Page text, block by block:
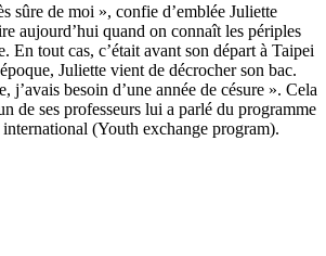
sûre de moi », confie d’emblée Juliette
aujourd’hui quand on connaît les périples
En tout cas, c’était avant son départ à Taipei
Juliette vient de décrocher son bac.
j’avais besoin d’une année de césure ». Cela
de ses professeurs lui a parlé du programme
(Youth exchange program).